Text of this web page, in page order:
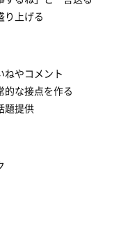
り上げる
ねやコメント
的な接点を作る
題提供